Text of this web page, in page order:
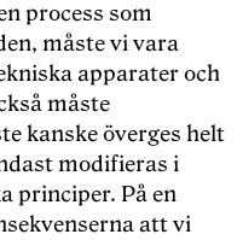
process som
måste vi vara
apparater och
måste
kanske överges helt
modifieras i
principer. På en
att vi